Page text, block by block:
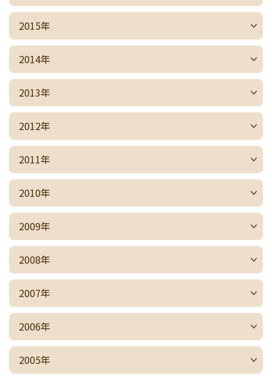
2015年
2014年
2013年
2012年
2011年
2010年
2009年
2008年
2007年
2006年
2005年